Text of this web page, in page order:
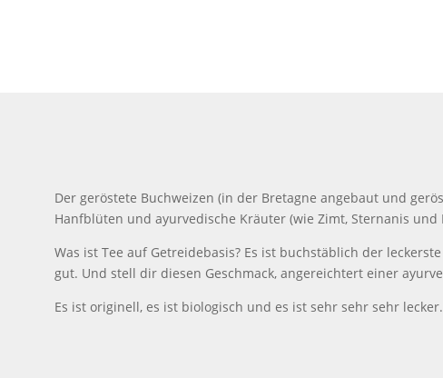
Der geröstete Buchweizen (in der Bretagne angebaut und
Hanfblüten und ayurvedische Kräuter (wie Zimt, Sternanis
Was ist Tee auf Getreidebasis? Es ist buchstäblich der
gut. Und stell dir diesen Geschmack, angereichtert einer
Es ist originell, es ist biologisch und es ist sehr sehr sehr lecker.